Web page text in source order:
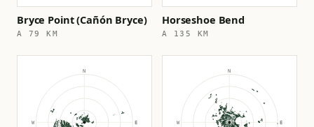
Bryce Point (Cañón Bryce)
A 79 KM
Horseshoe Bend
A 135 KM